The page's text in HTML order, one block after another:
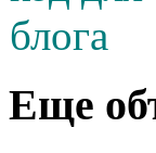
Еще